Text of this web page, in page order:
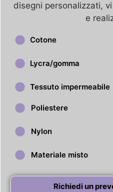
disegni personalizzati,
e
Cotone
Lycra/gomma
Tessuto impermeabile
Poliestere
Nylon
Materiale misto
Richiedi un